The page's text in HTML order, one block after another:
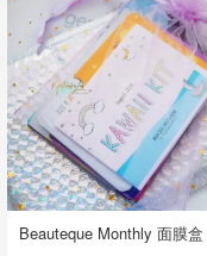
Beauteque Monthly 面膜盒